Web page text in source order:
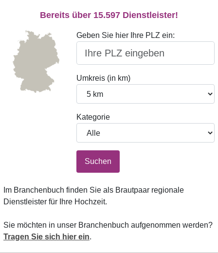
Bereits über 15.597 Dienstleister!
Geben Sie hier Ihre PLZ ein:
Umkreis (in km)
Kategorie
Suchen
Im Branchenbuch finden Sie als Brautpaar regionale
Dienstleister für Ihre Hochzeit.
Sie möchten in unser Branchenbuch aufgenommen werden?
Tragen Sie sich hier ein.